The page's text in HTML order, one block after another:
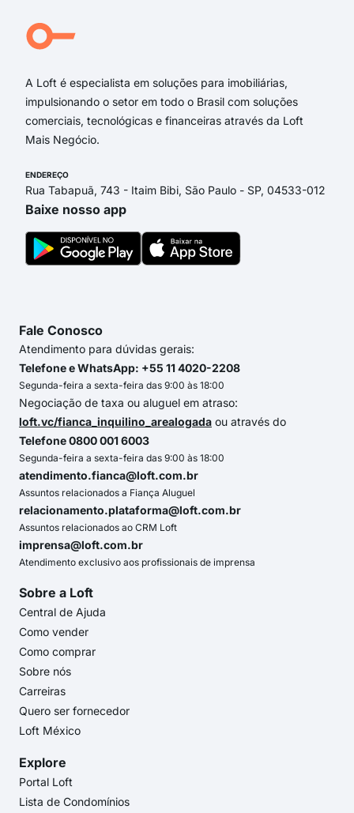
A Loft é especialista em soluções para imobiliárias,
impulsionando o setor em todo o Brasil com soluções
comerciais, tecnológicas e financeiras através da Loft
Mais Negócio.
ENDEREÇO
Rua Tabapuã, 743 - Itaim Bibi, São Paulo - SP, 04533-012
Baixe nosso app
Fale Conosco
Atendimento para dúvidas gerais:
Telefone e WhatsApp: +55 11 4020-2208
Segunda-feira a sexta-feira das 9:00 às 18:00
Negociação de taxa ou aluguel em atraso:
loft.vc/fianca_inquilino_arealogada ou através do
Telefone 0800 001 6003
Segunda-feira a sexta-feira das 9:00 às 18:00
atendimento.fianca@loft.com.br
Assuntos relacionados a Fiança Aluguel
relacionamento.plataforma@loft.com.br
Assuntos relacionados ao CRM Loft
imprensa@loft.com.br
Atendimento exclusivo aos profissionais de imprensa
Sobre a Loft
Central de Ajuda
Como vender
Como comprar
Sobre nós
Carreiras
Quero ser fornecedor
Loft México
Explore
Portal Loft
Lista de Condomínios